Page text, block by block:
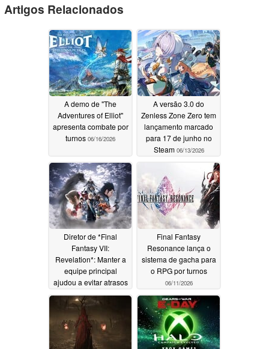
Artigos Relacionados
A demo de "The
Adventures of Elliot"
apresenta combate por
turnos 06/16/2026
A versão 3.0 do
Zenless Zone Zero tem
lançamento marcado
para 17 de junho no
Steam 06/13/2026
Diretor de *Final
Fantasy VII:
Revelation*: Manter a
equipe principal
ajudou a evitar atrasos
associados aos ciclos
de desenvolvimento
dos jogos AAA
modernos
06/11/2026
Final Fantasy
Resonance lança o
sistema de gacha para
o RPG por turnos
06/11/2026